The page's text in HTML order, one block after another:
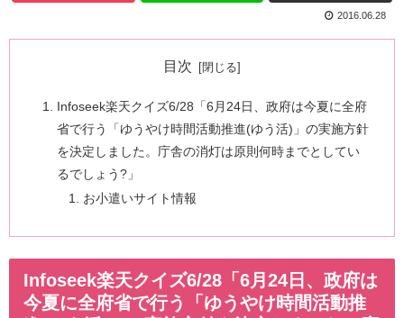
2016.06.28
目次
Infoseek楽天クイズ6/28「6月24日、政府は今夏に全府
省で行う「ゆうやけ時間活動推進(ゆう活)」の実施方針
を決定しました。庁舎の消灯は原則何時までとしてい
るでしょう?」
お小遣いサイト情報
Infoseek楽天クイズ6/28「6月24日、政府は
今夏に全府省で行う「ゆうやけ時間活動推